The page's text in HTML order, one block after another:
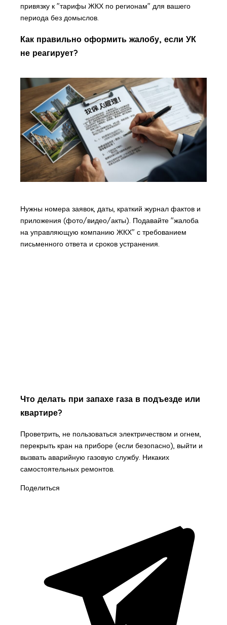
привязку к "тарифы ЖКХ по регионам" для вашего
периода без домыслов.
Как правильно оформить жалобу, если УК
не реагирует?
Нужны номера заявок, даты, краткий журнал фактов и
приложения (фото/видео/акты). Подавайте "жалоба
на управляющую компанию ЖКХ" с требованием
письменного ответа и сроков устранения.
Что делать при запахе газа в подъезде или
квартире?
Проветрить, не пользоваться электричеством и огнем,
перекрыть кран на приборе (если безопасно), выйти и
вызвать аварийную газовую службу. Никаких
самостоятельных ремонтов.
Поделиться